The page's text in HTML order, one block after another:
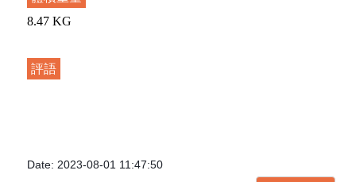
8.47 KG
評語
Date: 2023-08-01 11:47:50